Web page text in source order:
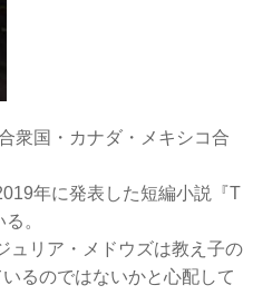
衆国・カナダ・メキシコ合
年に発表した短編小説『T
。
ュリア・メドウズは教え子の
るのではないかと心配して